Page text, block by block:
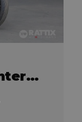
DUCATI Streetfighter V2